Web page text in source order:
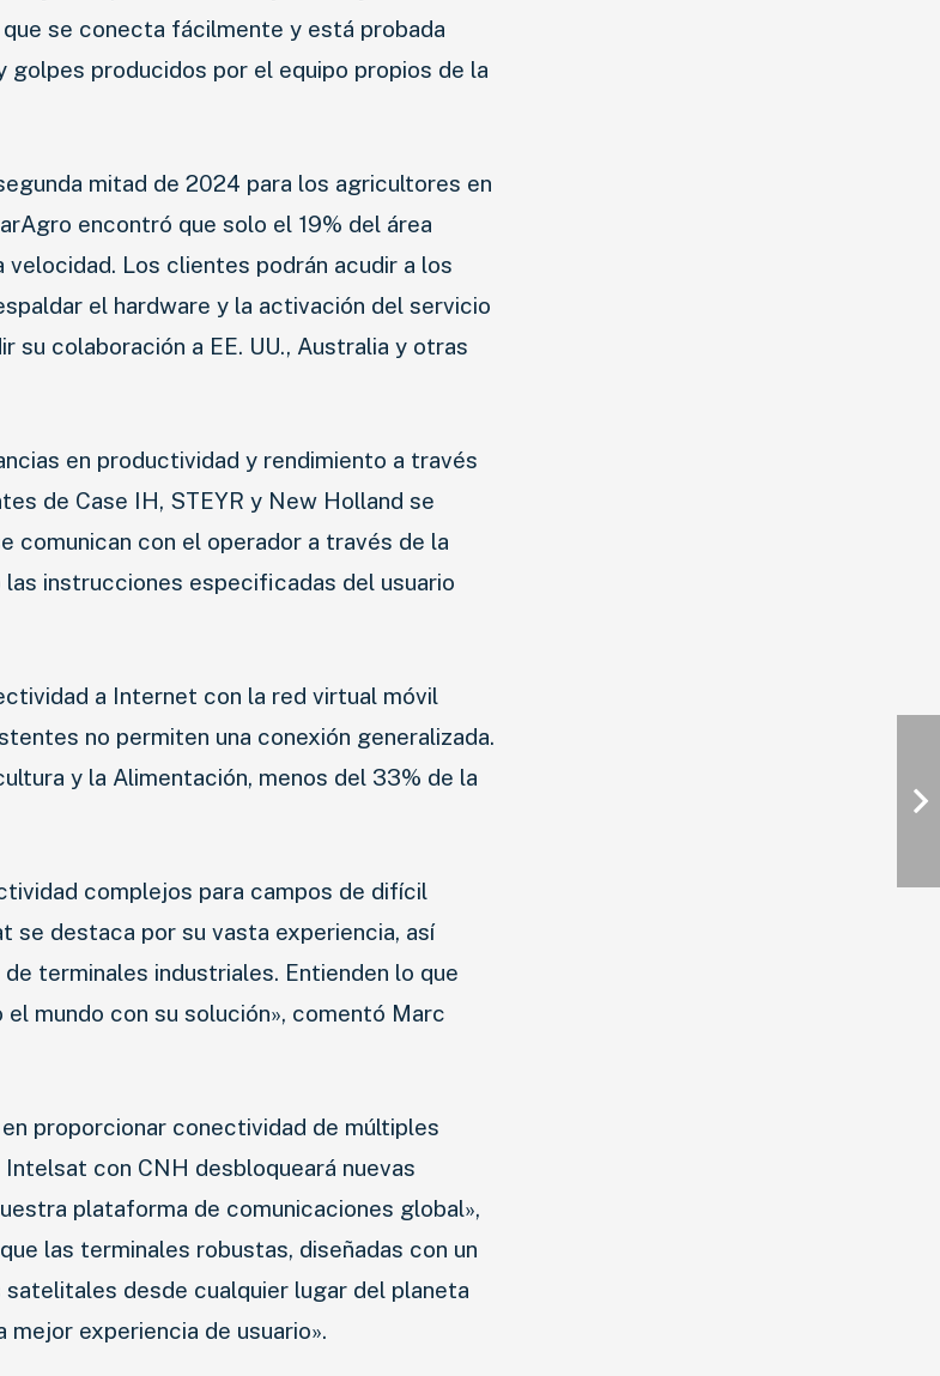
NOVEDADES
CAMIONES
SERVICIOS
SEGURIDAD VIAL
se conecta fácilmente y está probada
producidos por el equipo propios de la
mitad de 2024 para los agricultores en
encontró que solo el 19% del área
Los clientes podrán acudir a los
el hardware y la activación del servicio
su colaboración a EE. UU., Australia y otras
en productividad y rendimiento a través
de Case IH, STEYR y New Holland se
comunican con el operador a través de la
instrucciones especificadas del usuario
a Internet con la red virtual móvil
no permiten una conexión generalizada.
y la Alimentación, menos del 33% de la
complejos para campos de difícil
se destaca por su vasta experiencia, así
terminales industriales. Entienden lo que
mundo con su solución», comentó Marc
proporcionar conectividad de múltiples
con CNH desbloqueará nuevas
plataforma de comunicaciones global»,
las terminales robustas, diseñadas con un
desde cualquier lugar del planeta
experiencia de usuario».